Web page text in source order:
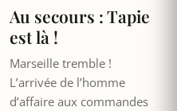
Au secours : Tapie
est là !
Marseille tremble !
L’arrivée de l’homme
d’affaire aux commandes